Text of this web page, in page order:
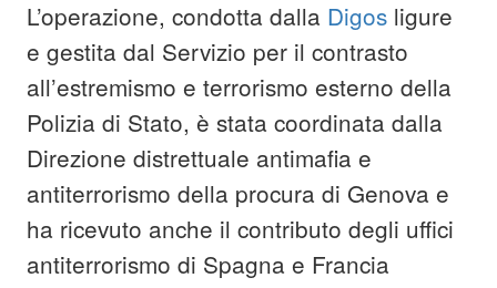
L’operazione, condotta dalla Digos ligure
e gestita dal Servizio per il contrasto
all’estremismo e terrorismo esterno della
Polizia di Stato, è stata coordinata dalla
Direzione distrettuale antimafia e
antiterrorismo della procura di Genova e
ha ricevuto anche il contributo degli uffici
antiterrorismo di Spagna e Francia